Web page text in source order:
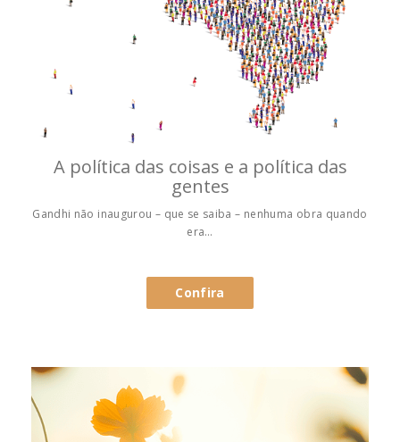
A política das coisas e a política das
gentes
Gandhi não inaugurou – que se saiba – nenhuma obra quando
era…
Confira